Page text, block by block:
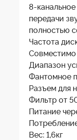
8-
передачи
полностью
Частота
Совместимо
Диапазон
Фантомное
Разъем для
Фильтр от
Питание
Вес: 1,6кг